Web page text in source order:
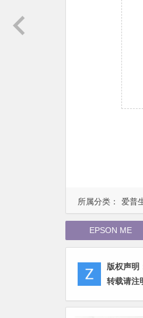
所属分类： 爱普
EPSON ME
版权声明
转载请注